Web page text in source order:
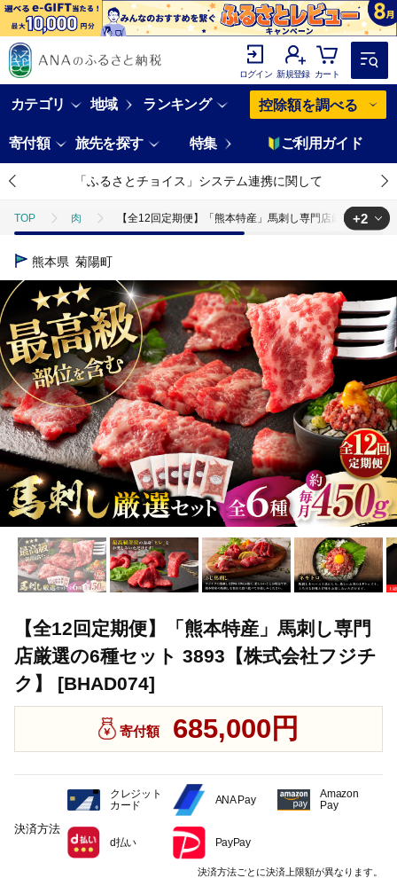
ログイン 新規登録 カート
カテゴリ 地域 ランキング 控除額を調べる
寄付額 旅先を探す 特集 ご利用ガイド
「ふるさとチョイス」システム連携に関して
TOP 肉 【全12回定期便】「熊本特産」馬刺し専門店厳選の6種
TOP
TOP 肉 馬肉 馬刺し 【全12回定期便】「熊本特産
+2
熊本県 菊陽町
【全12回定期便】「熊本特産」馬刺し専門
店厳選の6種セット 3893【株式会社フジチ
ク】 [BHAD074]
寄付額 685,000円
決済方法
クレジット
カード
ANA Pay
Amazon
Pay
d払い PayPay
決済方法ごとに決済上限額が異なります。